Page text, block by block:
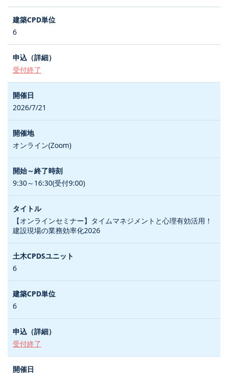
6
受付終了
2026/7/21
オンライン(Zoom)
9:30～16:30(受付9:00)
【オンラインセミナー】タイムマネジメントと心理有効活用！
建設現場の業務効率化2026
6
6
受付終了